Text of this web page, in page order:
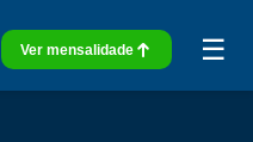
Ver mensalidade ☰